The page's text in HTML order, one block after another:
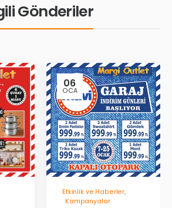
Gönderiler
06
OCA
Etkinlik ve Haberler,
Kampanyalar